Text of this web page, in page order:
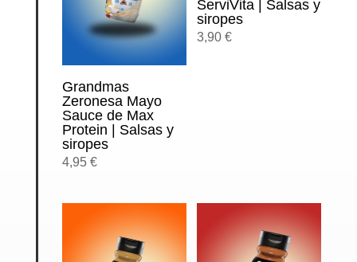
Grandmas
Zeronesa Mayo
Sauce de Max
Protein | Salsas y
siropes
4,95 €
ServiVita | Salsas y
siropes
3,90 €